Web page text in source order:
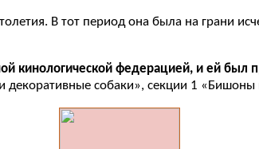
В тот период она была на грани
кинологической федерацией, и ей был
декоративные собаки», секции 1